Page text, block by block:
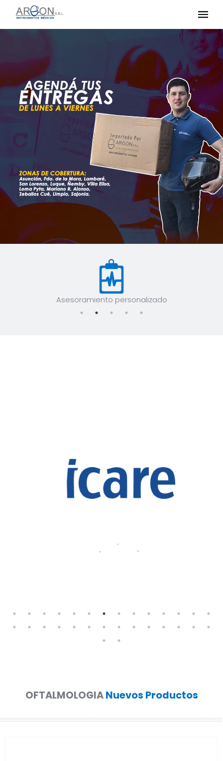
Asesoramiento personalizado
OFTALMOLOGIANuevos Productos